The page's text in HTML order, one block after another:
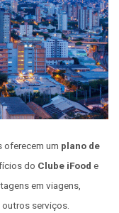
oferecem um plano de
do Clube iFood e
em viagens,
serviços.